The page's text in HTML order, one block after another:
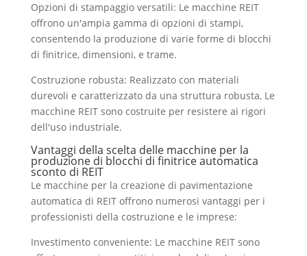
Opzioni di stampaggio versatili: Le macchine REIT
offrono un'ampia gamma di opzioni di stampi,
consentendo la produzione di varie forme di blocchi
di finitrice, dimensioni, e trame.
Costruzione robusta: Realizzato con materiali
durevoli e caratterizzato da una struttura robusta, Le
macchine REIT sono costruite per resistere ai rigori
dell'uso industriale.
Vantaggi della scelta delle macchine per la
produzione di blocchi di finitrice automatica
sconto di REIT
Le macchine per la creazione di pavimentazione
automatica di REIT offrono numerosi vantaggi per i
professionisti della costruzione e le imprese:
Investimento conveniente: Le macchine REIT sono